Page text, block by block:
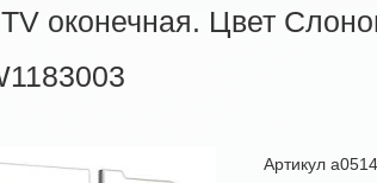
оконечная. Цвет
Артикул